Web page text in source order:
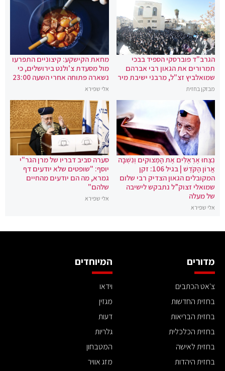
הגרב"ד פוברסקי הספיד בבכי
תמרורים את הגאון רבי אברהם
שמואלביץ זצ"ל, מרבני ישיבת מיר
מבזקן בחזית
מחאת הקישקע: קיצוניים התפרעו
מול מסעדת צ'ולנט בירושלים, כי
נשארה פתוחה אחרי השעה 23:00
אלי שפירא
נִצְּחוּ אֶרְאֶלִּים אֶת הַמְּצוּקִים וְנִשְׁבָּה
אֲרוֹן הַקֹּדֶשׁ | בגיל 106: זקן
המקובלים הגאון הצדיק רבי שלום
שמואלי זצוק”ל נתבקש לישיבה
של מעלה
אלי שפירא
סערה סביב דבריו של מרן הגר"י
יוסף: "שופטים שלא יודעים דף
גמרא, מה הם יודעים מהחיים
שלהם"
אלי שפירא
מדורים
צ'אט הכתבים
בחזית החדשות
בחזית הבריאות
בחזית הכלכלית
בחזית לאישה
בחזית היהדות
המיוחדים
וידאו
מגזין
דעות
גלריות
המטבחון
מזג אוויר